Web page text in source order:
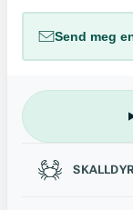
Send meg
Passer til
SKALLDYR